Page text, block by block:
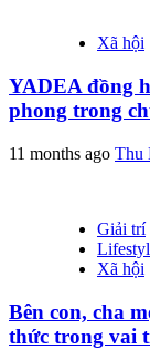
Xã hội
YADEA đồng
phong trong
11 months ago Thu
Giải trí
Xã hội
Bên con, cha
thức trong vai